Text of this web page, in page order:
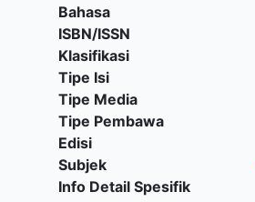
Bahasa
ISBN/ISSN
Klasifikasi
Tipe Isi
Tipe Media
Tipe Pembawa
Edisi
Subjek
Info Detail Spesifik